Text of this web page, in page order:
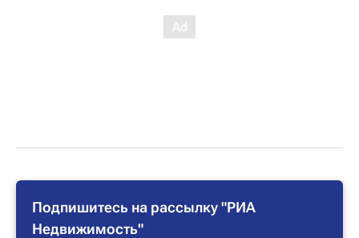
Подпишитесь на рассылку "РИА
Недвижимость"